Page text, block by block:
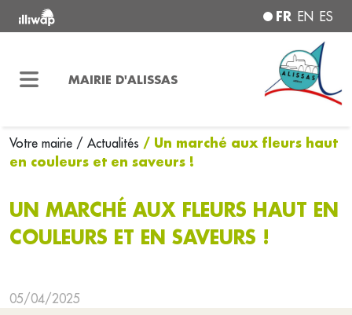
FR EN ES
MAIRIE D'ALISSAS
Votre mairie / Actualités / Un marché aux fleurs haut
en couleurs et en saveurs !
UN MARCHÉ AUX FLEURS HAUT EN
COULEURS ET EN SAVEURS !
05/04/2025